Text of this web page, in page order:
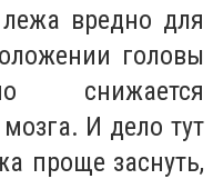
вредно для
головы
снижается
И дело тут
проще заснуть,